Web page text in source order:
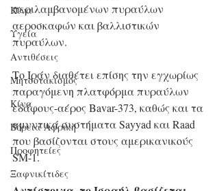
Kίνα
Υγεία
Aντιθέσεις
Μητσοτακισμός
Κίνα
Βόρεια Αφρική
Προφητείες
Ξαφνικίτιδες
περιλαμβανομένων πυραύλων
αεροσκαφών και βαλλιστικών
πυραύλων.
Το Ιράν διαθέτει επίσης την εγχωρίως
παραγόμενη πλατφόρμα πυραύλων
εδάφους-αέρος Bavar-373, καθώς και τα
αμυντικά συστήματα Sayyad και Raad
που βασίζονται στους αμερικανικούς
SM-1.